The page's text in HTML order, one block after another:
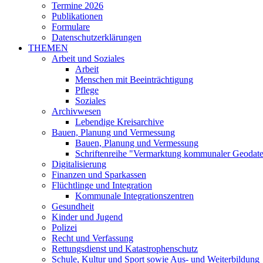
Termine 2026
Publikationen
Formulare
Datenschutzerklärungen
THEMEN
Arbeit und Soziales
Arbeit
Menschen mit Beeinträchtigung
Pflege
Soziales
Archivwesen
Lebendige Kreisarchive
Bauen, Planung und Vermessung
Bauen, Planung und Vermessung
Schriftenreihe "Vermarktung kommunaler
Digitalisierung
Finanzen und Sparkassen
Flüchtlinge und Integration
Kommunale Integrationszentren
Gesundheit
Kinder und Jugend
Polizei
Recht und Verfassung
Rettungsdienst und Katastrophenschutz
Schule, Kultur und Sport sowie Aus- und Weiterbildung